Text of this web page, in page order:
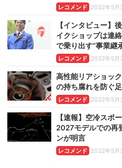
レコメンド 2022年5月
【インタビュー】
イクショップは連
で乗り出す“事業継
レコメンド 2022年5月
高性能リアショッ
の持ち腐れを防ぐ
レコメンド 2022年5月
【速報】空冷スポ
2027モデルでの再
ンが明言
レコメンド 2022年5月